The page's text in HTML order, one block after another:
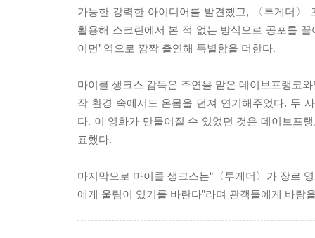
가능한 강력한 아이디어를 발견했고, 〈투게더〉
활용해 스크린에서 본 적 없는 방식으로 공포를
이먼’ 역으로 깜짝 출연해 특별함을 더한다.
마이클 생크스 감독은 주연을 맡은 데이브프랭코
작 환경 속에서도 온몸을 던져 연기해주었다. 두
다. 이 영화가 만들어질 수 있었던 것은 데이브프
표했다.
마지막으로 마이클 생크스는“〈투게더〉가 장르
에게 울림이 있기를 바란다”라며 관객들에게 바람